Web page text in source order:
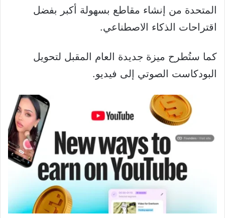
المتحدة من إنشاء مقاطع بسهولة أكبر بفضل
اقتراحات الذكاء الاصطناعي.
كما ستُطرح ميزة جديدة العام المقبل لتحويل
البودكاست الصوتي إلى فيديو.